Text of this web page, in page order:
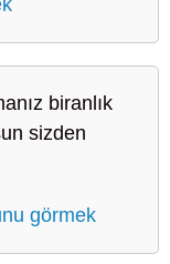
biranlık
sizden
görmek